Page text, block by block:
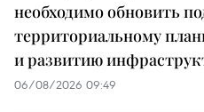
необходимо обновить
территориальному
и развитию
06/08/2026 09:49